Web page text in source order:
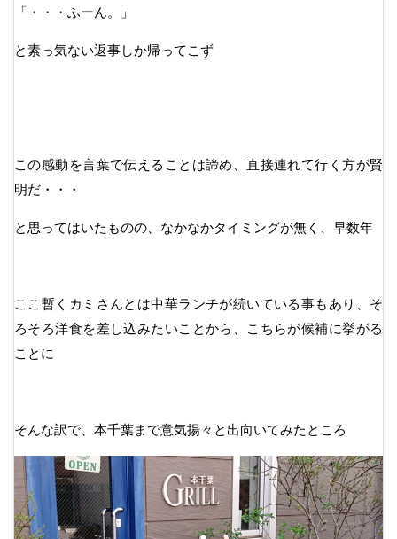
「・・・ふーん。」
と素っ気ない返事しか帰ってこず
この感動を言葉で伝えることは諦め、直接連れて行く方が賢
明だ・・・
と思ってはいたものの、なかなかタイミングが無く、早数年
ここ暫くカミさんとは中華ランチが続いている事もあり、そ
ろそろ洋食を差し込みたいことから、こちらが候補に挙がる
ことに
そんな訳で、本千葉まで意気揚々と出向いてみたところ